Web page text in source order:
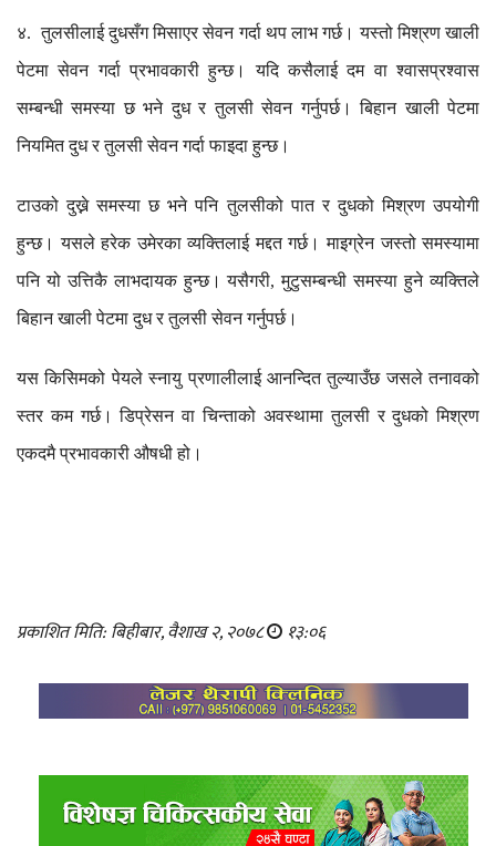
४.तुलसीलाईदुधसँगमिसाएरसेवनगर्दा थपलाभगर्छ। यस्तोमिश्रणखाली
पेटमा सेवन गर्दा प्रभावकारी हुन्छ। यदि कसैलाई दम वा श्वासप्रश्वास
सम्बन्धी समस्या छ भने दुध र तुलसी सेवन गर्नुपर्छ। बिहान खाली पेटमा
नियमितदुधरतुलसीसेवनगर्दाफाइदाहुन्छ।
टाउको दुख्ने समस्या छ भने पनि तुलसीको पात र दुधको मिश्रण उपयोगी
हुन्छ। यसले हरेक उमेरका व्यक्तिलाई मद्दत गर्छ। माइग्रेन जस्तो समस्यामा
पनि यो उत्तिकै लाभदायक हुन्छ। यसैगरी,मुटुसम्बन्धी समस्या हुने व्यक्तिले
बिहानखालीपेटमादुधरतुलसीसेवनगर्नुपर्छ।
यस किसिमको पेयले स्नायु प्रणालीलाई आनन्दित तुल्याउँछ जसले तनावको
स्तर कम गर्छ। डिप्रेसन वा चिन्ताको अवस्थामा तुलसी र दुधको मिश्रण
एकदमैप्रभावकारीऔषधीहो।
प्रकाशित मिति: बिहीबार, वैशाख २, २०७८ १३:०६